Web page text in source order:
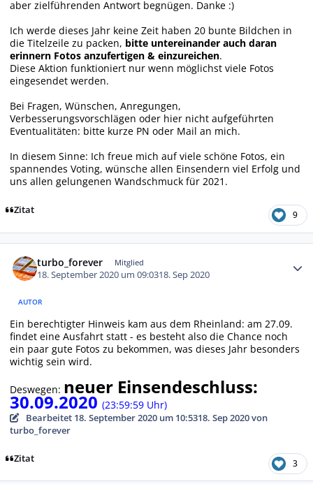
aber zielführenden Antwort begnügen. Danke :)
Ich werde dieses Jahr keine Zeit haben 20 bunte Bildchen in
die Titelzeile zu packen, bitte untereinander auch daran
erinnern Fotos anzufertigen & einzureichen.
Diese Aktion funktioniert nur wenn möglichst viele Fotos
eingesendet werden.
Bei Fragen, Wünschen, Anregungen,
Verbesserungsvorschlägen oder hier nicht aufgeführten
Eventualitäten: bitte kurze PN oder Mail an mich.
In diesem Sinne: Ich freue mich auf viele schöne Fotos, ein
spannendes Voting, wünsche allen Einsendern viel Erfolg und
uns allen gelungenen Wandschmuck für 2021.
Zitat 9
turbo_forever Mitglied
18. September 2020 um 09:0318. Sep 2020
AUTOR
Ein berechtigter Hinweis kam aus dem Rheinland: am 27.09.
findet eine Ausfahrt statt - es besteht also die Chance noch
ein paar gute Fotos zu bekommen, was dieses Jahr besonders
wichtig sein wird.
Deswegen: neuer Einsendeschluss:
30.09.2020 (23:59:59 Uhr)
Bearbeitet 18. September 2020 um 10:5318. Sep 2020von
turbo_forever
Zitat 3